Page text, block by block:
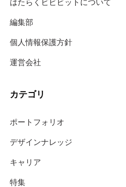
編集部
個人情報保護方針
運営会社
カテゴリ
ポートフォリオ
デザインナレッジ
キャリア
特集